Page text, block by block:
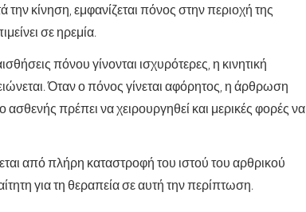
την κίνηση, εμφανίζεται πόνος στην περιοχή της
σε ηρεμία.
πόνου γίνονται ισχυρότερες, η κινητική
Όταν ο πόνος γίνεται αφόρητος, η άρθρωση
ασθενής πρέπει να χειρουργηθεί και μερικές φορές να
από πλήρη καταστροφή του ιστού του αρθρικού
για τη θεραπεία σε αυτή την περίπτωση.